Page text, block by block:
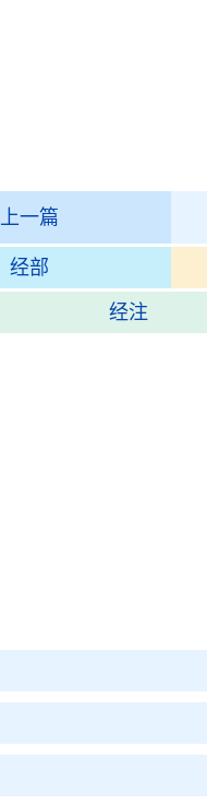
上一篇
经部
经注